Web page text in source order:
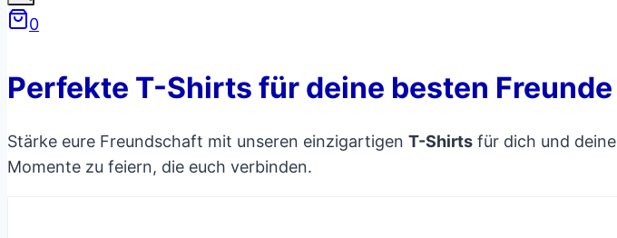
0
Perfekte T-Shirts für deine besten Freunde
Stärke eure Freundschaft mit unseren einzigartigen T-Shirts für dich und deine
Momente zu feiern, die euch verbinden.